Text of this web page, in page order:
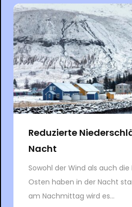
Reduzierte
Nacht
Sowohl der Wind als auch
Osten haben in der Nacht
am Nachmittag wird es...